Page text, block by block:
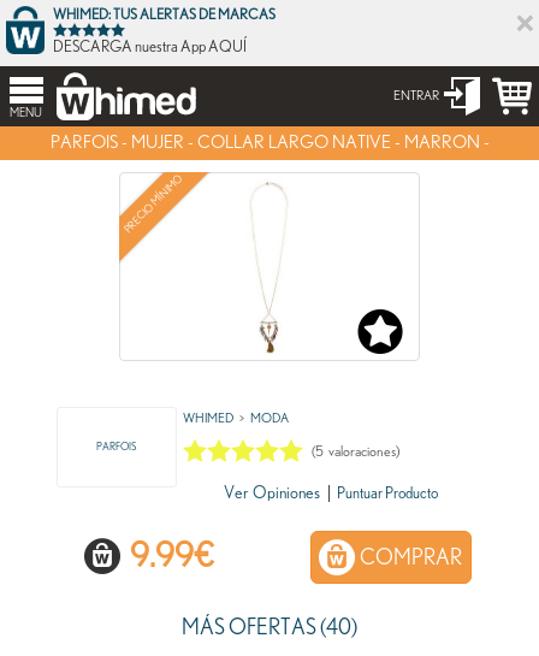
×
WHIMED: TUS ALERTAS DE MARCAS
DESCARGA nuestra App AQUÍ
MENU
ENTRAR
PARFOIS - MUJER - COLLAR LARGO NATIVE - MARRON -
PRECIO MÍNIMO
PARFOIS
WHIMED MODA
(5 valoraciones)
Ver Opiniones Puntuar Producto
9.99€ COMPRAR
MÁS OFERTAS (40)